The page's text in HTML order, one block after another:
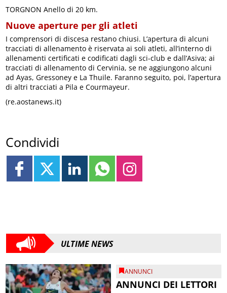
TORGNON Anello di 20 km.
Nuove aperture per gli atleti
I comprensori di discesa restano chiusi. L’apertura di alcuni
tracciati di allenamento è riservata ai soli atleti, all’interno di
allenamenti certificati e codificati dagli sci-club e dall’Asiva; ai
tracciati di allenamento di Cervinia, se ne aggiungono alcuni
ad Ayas, Gressoney e La Thuile. Faranno seguito, poi, l’apertura
di altri tracciati a Pila e Courmayeur.
(re.aostanews.it)
Condividi
ULTIME NEWS
ANNUNCI
ANNUNCI DEI LETTORI